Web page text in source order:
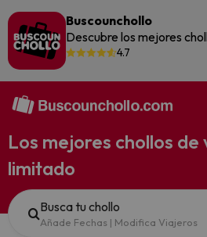
Buscounchollo
Descubre los mejores
4.7
Los mejores chollos
limitado
Busca tu chollo
Añade Fechas | Modifica Viajeros